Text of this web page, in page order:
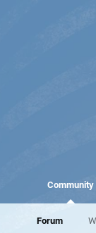
Community
Forum